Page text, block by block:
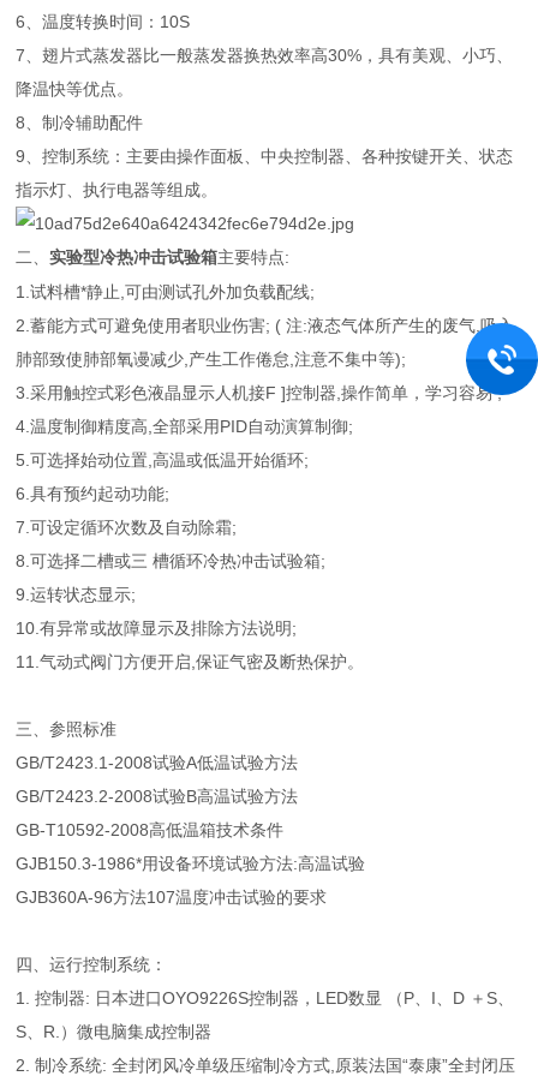
6、温度转换时间：10S
7、翅片式蒸发器比一般蒸发器换热效率高30%，具有美观、小巧、
降温快等优点。
8、制冷辅助配件
9、控制系统： 主要由操作面板、中央控制器、各种按键开关、状态
指示灯、执行电器等组成。
二、实验型冷热冲击试验箱主要特点:
1.试料槽*静止,可由测试孔外加负载配线;
2.蓄能方式可避免使用者职业伤害; ( 注:液态气体所产生的废气,吸入
肺部致使肺部氧谩减少,产生工作倦怠,注意不集中等);
3.采用触控式彩色液晶显示人机接F ]控制器,操作简单，学习容易 ;
4.温度制御精度高,全部采用PID自动演算制御;
5.可选择始动位置,高温或低温开始循环;
6.具有预约起动功能;
7.可设定循环次数及自动除霜;
8.可选择二槽或三 槽循环冷热冲击试验箱;
9.运转状态显示;
10.有异常或故障显示及排除方法说明;
11.气动式阀门方便开启,保证气密及断热保护。
三、参照标准
GB/T2423.1-2008试验A低温试验方法
GB/T2423.2-2008试验B高温试验方法
GB-T10592-2008高低温箱技术条件
GJB150.3-1986*用设备环境试验方法:高温试验
GJB360A-96方法107温度冲击试验的要求
四、运行控制系统：
1. 控制器: 日本进口OYO9226S控制器，LED数显 （P、I、D ＋S、
S、R.）微电脑集成控制器
2. 制冷系统: 全封闭风冷单级压缩制冷方式,原装法国“泰康”全封闭压